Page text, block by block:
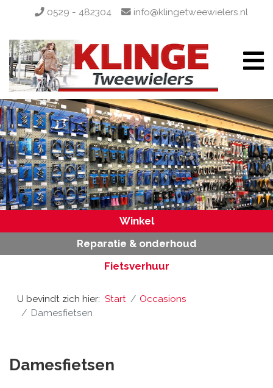
0529 - 482304 info@klingetweewielers.nl
Winkel
Reparatie & onderhoud
Fietsverhuur
U bevindt zich hier: Start
Occasions
Damesfietsen
Damesfietsen